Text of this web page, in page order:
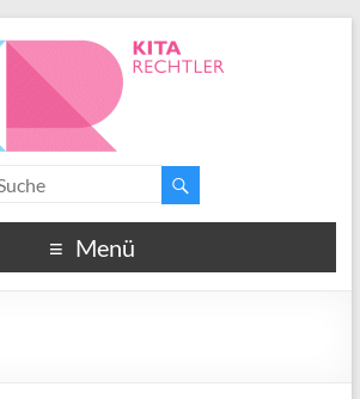
Menü